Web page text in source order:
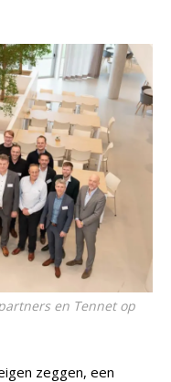
en Tennet op
zeggen, een